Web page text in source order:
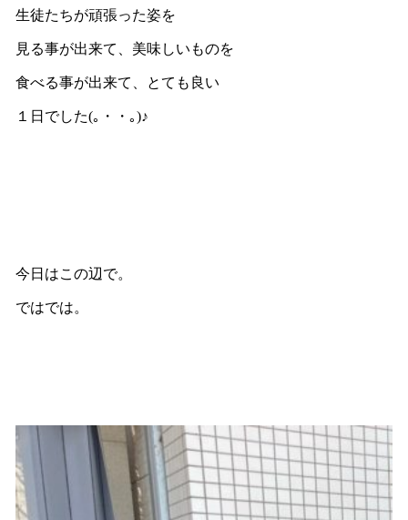
生徒たちが頑張った姿を
見る事が出来て、美味しいものを
食べる事が出来て、とても良い
１日でした(｡・・｡)♪
今日はこの辺で。
ではでは。